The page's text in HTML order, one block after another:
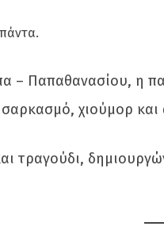
– Παπαθανασίου, η
χιούμορ και
τραγούδι,